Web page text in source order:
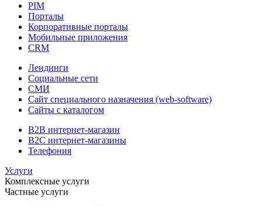
PIM
Порталы
Корпоративные порталы
Мобильные приложения
CRM
Лендинги
Социальные сети
СМИ
Сайт специального назначения (web-software)
Сайты с каталогом
B2B интернет-магазин
B2C интернет-магазины
Телефония
Услуги
Комплексные услуги
Частные услуги